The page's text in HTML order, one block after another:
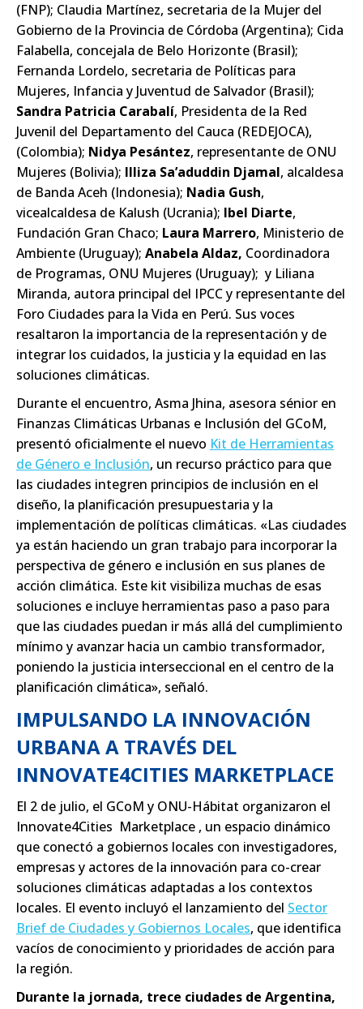
(FNP); Claudia Martínez, secretaria de la Mujer del
Gobierno de la Provincia de Córdoba (Argentina); Cida
Falabella, concejala de Belo Horizonte (Brasil);
Fernanda Lordelo, secretaria de Políticas para
Mujeres, Infancia y Juventud de Salvador (Brasil);
Sandra Patricia Carabalí, Presidenta de la Red
Juvenil del Departamento del Cauca (REDEJOCA),
(Colombia); Nidya Pesántez, representante de ONU
Mujeres (Bolivia); Illiza Sa’aduddin Djamal, alcaldesa
de Banda Aceh (Indonesia); Nadia Gush,
vicealcaldesa de Kalush (Ucrania); Ibel Diarte,
Fundación Gran Chaco; Laura Marrero, Ministerio de
Ambiente (Uruguay); Anabela Aldaz, Coordinadora
de Programas, ONU Mujeres (Uruguay); y Liliana
Miranda, autora principal del IPCC y representante del
Foro Ciudades para la Vida en Perú. Sus voces
resaltaron la importancia de la representación y de
integrar los cuidados, la justicia y la equidad en las
soluciones climáticas.
Durante el encuentro, Asma Jhina, asesora sénior en
Finanzas Climáticas Urbanas e Inclusión del GCoM,
presentó oficialmente el nuevo Kit de Herramientas
de Género e Inclusión, un recurso práctico para que
las ciudades integren principios de inclusión en el
diseño, la planificación presupuestaria y la
implementación de políticas climáticas. «Las ciudades
ya están haciendo un gran trabajo para incorporar la
perspectiva de género e inclusión en sus planes de
acción climática. Este kit visibiliza muchas de esas
soluciones e incluye herramientas paso a paso para
que las ciudades puedan ir más allá del cumplimiento
mínimo y avanzar hacia un cambio transformador,
poniendo la justicia interseccional en el centro de la
planificación climática», señaló.
IMPULSANDO LA INNOVACIÓN
URBANA A TRAVÉS DEL
INNOVATE4CITIES MARKETPLACE
El 2 de julio, el GCoM y ONU-Hábitat organizaron el
Innovate4Cities Marketplace , un espacio dinámico
que conectó a gobiernos locales con investigadores,
empresas y actores de la innovación para co-crear
soluciones climáticas adaptadas a los contextos
locales. El evento incluyó el lanzamiento del Sector
Brief de Ciudades y Gobiernos Locales, que identifica
vacíos de conocimiento y prioridades de acción para
la región.
Durante la jornada, trece ciudades de Argentina,